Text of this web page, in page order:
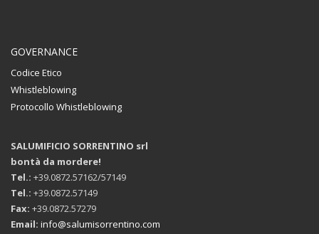
GOVERNANCE
Codice Etico
Whistleblowing
Protocollo Whistleblowing
SALUMIFICIO SORRENTINO srl
bontà da mordere!
Tel.: +39.0872.57162/57149
Tel.: +39.0872.57149
Fax: +39.0872.57279
Email: info@salumisorrentino.com